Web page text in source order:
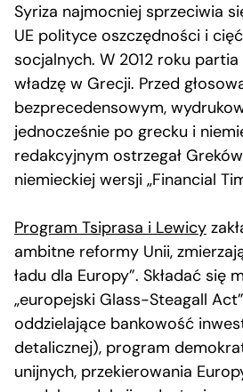
Syriza najmocniej sprzeciwia
UE polityce oszczędności i
socjalnych. W 2012 roku partia
władzę w Grecji. Przed
bezprecedensowym,
jednocześnie po grecku i
redakcyjnym ostrzegał
niemieckiej wersji „Financial
Program Tsiprasa i Lewicy
ambitne reformy Unii,
ładu dla Europy”. Składać się
„europejski Glass-Steagall
oddzielające bankowość
detalicznej), program
unijnych, przekierowania